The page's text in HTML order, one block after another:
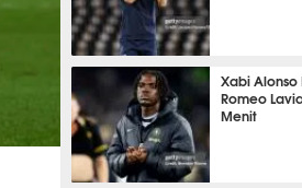
32 menit 5 detik lalu
Xabi Alonso
Romeo
Menit